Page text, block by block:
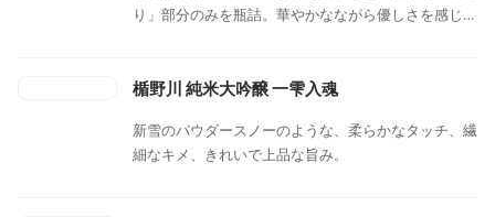
り」部分のみを瓶詰。華やかなながら優しさを感じる
楯野川 純米大吟醸 一雫入魂
新雪のパウダースノーのような、柔らかなタッチ、繊
細なキメ、きれいで上品な旨み。